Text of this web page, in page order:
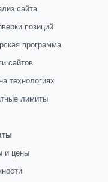
сайта
позиций
программа
сайтов
технологиях
лимиты
и цены